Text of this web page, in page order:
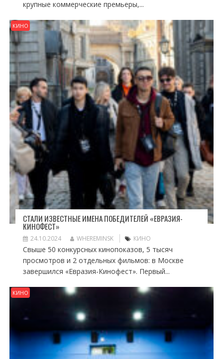
крупные коммерческие премьеры,...
КИНО
СТАЛИ ИЗВЕСТНЫЕ ИМЕНА ПОБЕДИТЕЛЕЙ «ЕВРАЗИЯ-
КИНОФЕСТ»
24.10.2024 WHEREMINSK КИНО
Свыше 50 конкурсных кинопоказов, 5 тысяч
просмотров и 2 отдельных фильмов: в Москве
завершился «Евразия-Кинофест». Первый...
КИНО